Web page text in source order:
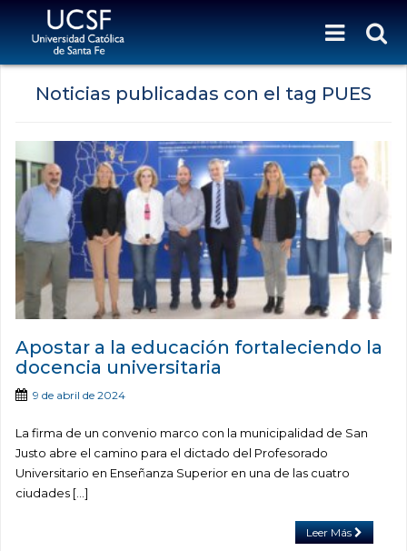
Noticias publicadas con el tag PUES
Apostar a la educación fortaleciendo la
docencia universitaria
9 de abril de 2024
La firma de un convenio marco con la municipalidad de San
Justo abre el camino para el dictado del Profesorado
Universitario en Enseñanza Superior en una de las cuatro
ciudades […]
Leer Más